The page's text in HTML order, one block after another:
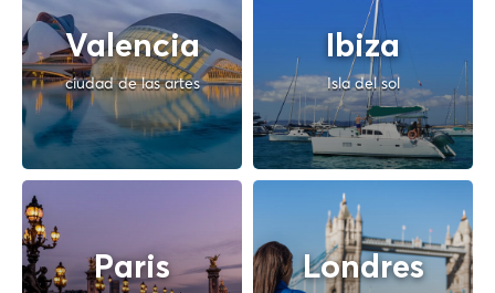
Valencia
ciudad de las artes
Ibiza
Isla del sol
Paris Londres